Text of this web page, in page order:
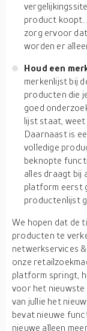
product koopt.
zorg ervoor
worden er
Houd een
merkenlijst bij
producten die
goed
lijst staat, weet
Daarnaast is
volledige
beknopte
alles draagt bij
platform eerst
productenlijst
We hopen dat de
producten te
netwerkservices
onze
platform springt,
voor het nieuwste
van jullie het
bevat nieuwe
nieuwe alleen